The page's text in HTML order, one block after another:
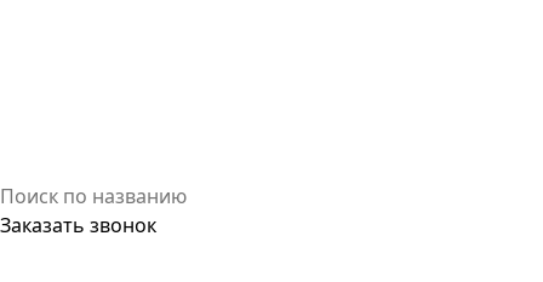
Заказать звонок